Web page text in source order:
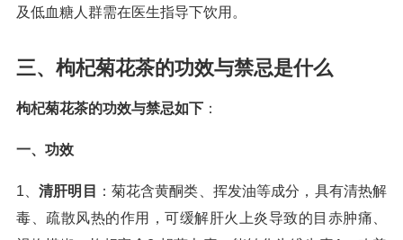
及低血糖人群需在医生指导下饮用。
三、枸杞菊花茶的功效与禁忌是什么
枸杞菊花茶的功效与禁忌如下 ：
一、功效
1、清肝明目
：菊花含黄酮类、挥发油等成分，具有清热解
毒、疏散风热的作用，可缓解肝火上炎导致的目赤肿痛、